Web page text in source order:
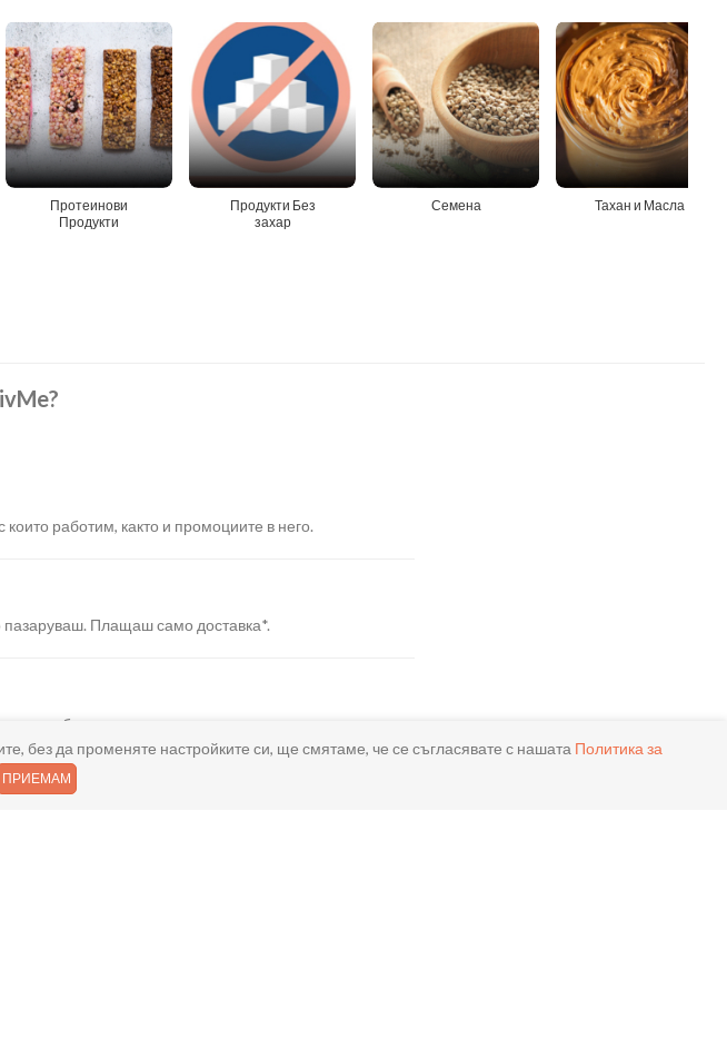
Протеинови
Продукти
Продукти Без
захар
Семена Тахан и Масла
работим, както и промоциите в него.
пазаруваш. Плащаш само доставка*.
или мобилните ни приложения.
без да променяте настройките си, ще смятаме, че се съгласявате с нашата Политика за
ПРИЕМАМ